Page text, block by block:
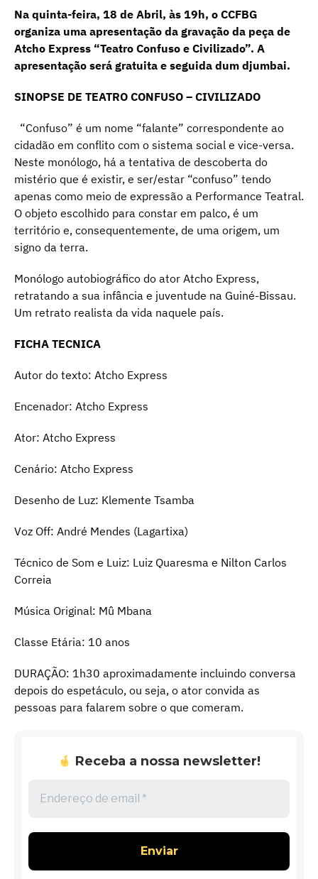
Na quinta-feira, 18 de Abril, às 19h, o CCFBG
organiza uma apresentação da gravação da peça de
Atcho Express “Teatro Confuso e Civilizado”. A
apresentação será gratuita e seguida dum djumbai.
SINOPSE DE TEATRO CONFUSO – CIVILIZADO
“Confuso” é um nome “falante” correspondente ao
cidadão em conflito com o sistema social e vice-versa.
Neste monólogo, há a tentativa de descoberta do
mistério que é existir, e ser/estar “confuso” tendo
apenas como meio de expressão a Performance Teatral.
O objeto escolhido para constar em palco, é um
território e, consequentemente, de uma origem, um
signo da terra.
Monólogo autobiográfico do ator Atcho Express,
retratando a sua infância e juventude na Guiné-Bissau.
Um retrato realista da vida naquele país.
FICHA TECNICA
Autor do texto: Atcho Express
Encenador: Atcho Express
Ator: Atcho Express
Cenário: Atcho Express
Desenho de Luz: Klemente Tsamba
Voz Off: André Mendes (Lagartixa)
Técnico de Som e Luiz: Luiz Quaresma e Nilton Carlos
Correia
Música Original: Mû Mbana
Classe Etária: 10 anos
DURAÇÃO: 1h30 aproximadamente incluindo conversa
depois do espetáculo, ou seja, o ator convida as
pessoas para falarem sobre o que comeram.
Receba a nossa newsletter!
de
*